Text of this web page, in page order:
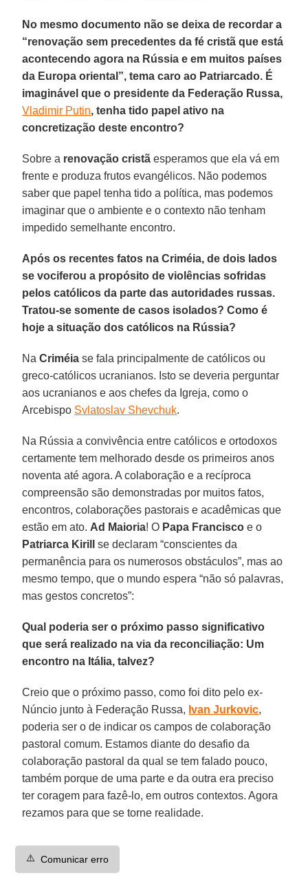
No mesmo documento não se deixa de recordar a
“renovação sem precedentes da fé cristã que está
acontecendo agora na Rússia e em muitos países
da Europa oriental”, tema caro ao Patriarcado. É
imaginável que o presidente da Federação Russa,
Vladimir Putin, tenha tido papel ativo na
concretização deste encontro?
Sobre a renovação cristã esperamos que ela vá em
frente e produza frutos evangélicos. Não podemos
saber que papel tenha tido a política, mas podemos
imaginar que o ambiente e o contexto não tenham
impedido semelhante encontro.
Após os recentes fatos na Criméia, de dois lados
se vociferou a propósito de violências sofridas
pelos católicos da parte das autoridades russas.
Tratou-se somente de casos isolados? Como é
hoje a situação dos católicos na Rússia?
NaCriméia se fala principalmente de católicos ou
greco-católicos ucranianos. Isto se deveria perguntar
aos ucranianos e aos chefes da Igreja, como o
Arcebispo Svlatoslav Shevchuk.
Na Rússia a convivência entre católicos e ortodoxos
certamente tem melhorado desde os primeiros anos
noventa até agora. A colaboração e a recíproca
compreensão são demonstradas por muitos fatos,
encontros, colaborações pastorais e acadêmicas que
estão em ato. Ad Maioria! O Papa Francisco e o
Patriarca Kirill
se declaram “conscientes da
permanência para os numerosos obstáculos”, mas ao
mesmo tempo, que o mundo espera “não só palavras,
mas gestos concretos”:
Qual poderia ser o próximo passo significativo
que será realizado na via da reconciliação: Um
encontro na Itália, talvez?
Creio que o próximo passo, como foi dito pelo ex-
Núncio junto à Federação Russa, Ivan Jurkovic,
poderia ser o de indicar os campos de colaboração
pastoral comum. Estamos diante do desafio da
colaboração pastoral da qual se tem falado pouco,
também porque de uma parte e da outra era preciso
ter coragem para fazê-lo, em outros contextos. Agora
rezamos para que se torne realidade.
⚠️ Comunicar erro